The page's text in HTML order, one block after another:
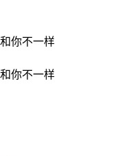
你不一样
你不一样